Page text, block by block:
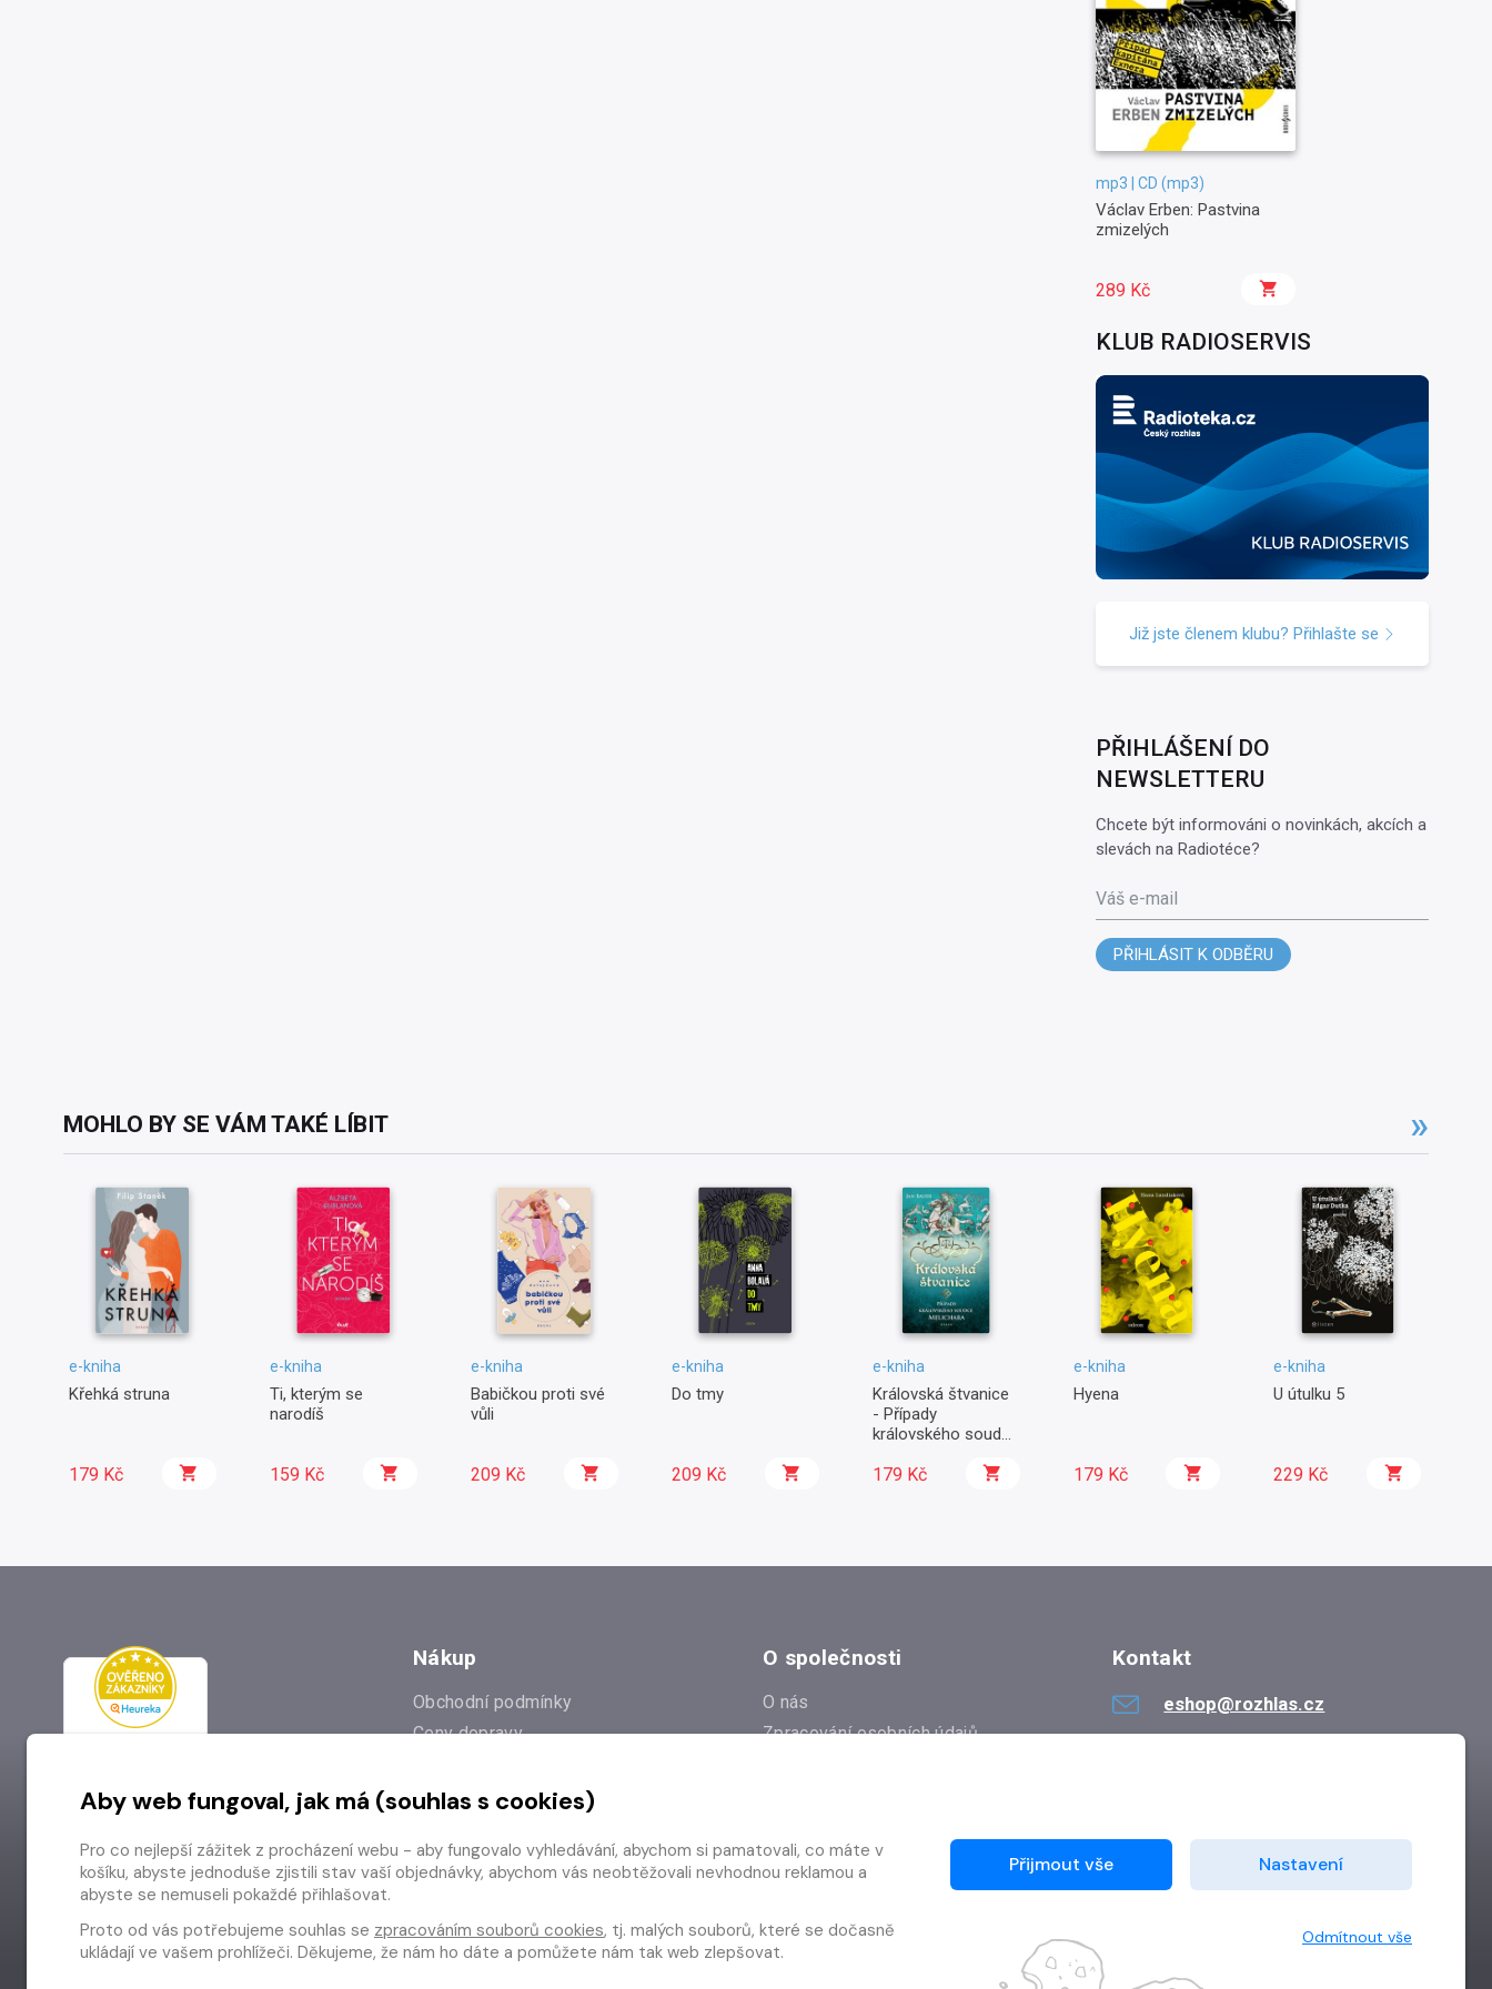
mp3 | CD (mp3)
Václav Erben: Pastvina
zmizelých
289 Kč
KLUB RADIOSERVIS
Již jste členem klubu? Přihlašte se
PŘIHLÁŠENÍ DO
NEWSLETTERU
Chcete být informováni o novinkách, akcích a
slevách na Radiotéce?
Váš e-mail
PŘIHLÁSIT K ODBĚRU
MOHLO BY SE VÁM TAKÉ LÍBIT
e-kniha
Křehká struna
179 Kč
e-kniha
Ti, kterým se
narodíš
159 Kč
e-kniha
Babičkou proti své
vůli
209 Kč
e-kniha
Do tmy
209 Kč
e-kniha
Královská štvanice
- Případy
královského soudce
179 Kč
e-kniha
Hyena
179 Kč
e-kniha
U útulku 5
229 Kč
Nákup
Obchodní podmínky
Ceny dopravy
Prodejna
Odstoupení od smlouvy
O společnosti
O nás
Zpracování osobních údajů
Kontakt
eshop@rozhlas.cz
Aby web fungoval, jak má (souhlas s cookies)
Pro co nejlepší zážitek z procházení webu - aby fungovalo vyhledávání, abychom si pamatovali, co máte v
košíku, abyste jednoduše zjistili stav vaší objednávky, abychom vás neobtěžovali nevhodnou reklamou a
abyste se nemuseli pokaždé přihlašovat.
Proto od vás potřebujeme souhlas se zpracováním souborů cookies, tj. malých souborů, které se dočasně
ukládají ve vašem prohlížeči. Děkujeme, že nám ho dáte a pomůžete nám tak web zlepšovat.
Přijmout vše Nastavení
Odmítnout vše